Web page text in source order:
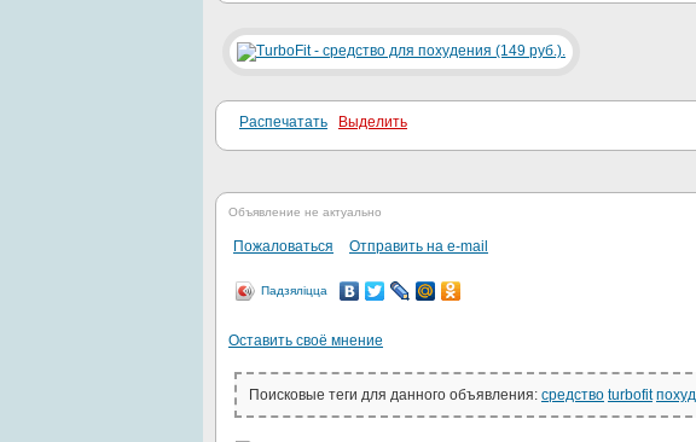
Распечатать Выделить
Объявление не актуально
Пожаловаться Отправить на e-mail
Падзяліцца
Оставить своё мнение
Поисковые теги для данного объявления: средство turbofit